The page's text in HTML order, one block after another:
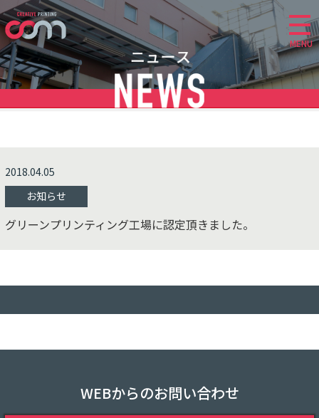
MENU
2018.04.05
お知らせ
グリーンプリンティング工場に認定頂きました。
WEBからのお問い合わせ